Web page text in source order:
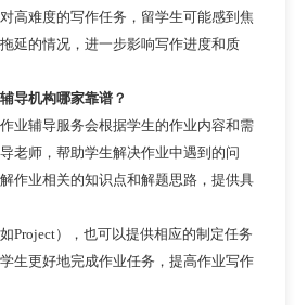
难度的写作任务，留学生可能感到焦
延的情况，进一步影响写作进度和质
导机构哪家靠谱？
辅导服务会根据学生的作业内容和需
老师，帮助学生解决作业中遇到的问
作业相关的知识点和解题思路，提供具
），也可以提供相应的制定任务
生更好地完成作业任务，提高作业写作